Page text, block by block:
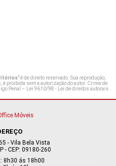
" é de direito reservado. Sua reprodução,
proibida sem a autorização do autor. Crime de
Penal –
Lei 9610/98 - Lei de direitos autorais
- Vila Bela Vista
- CEP: 09180-260
8h30 ás 18h00